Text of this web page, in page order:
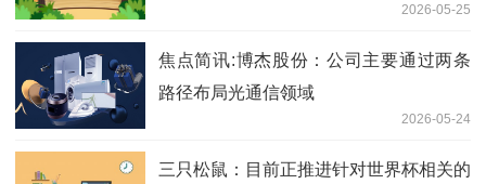
2026-05-25
焦点简讯:博杰股份：公司主要通过两条
路径布局光通信领域
2026-05-24
三只松鼠：目前正推进针对世界杯相关的